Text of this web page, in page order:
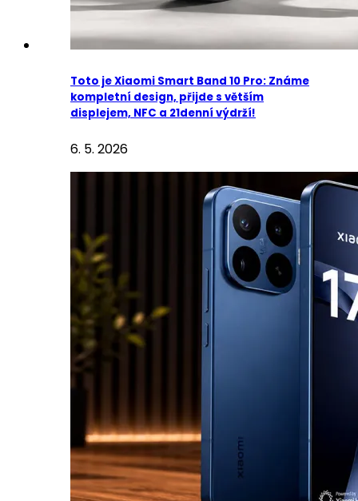
Toto je Xiaomi Smart Band 10 Pro: Známe
kompletní design, přijde s větším
displejem, NFC a 21denní výdrží!
6. 5. 2026